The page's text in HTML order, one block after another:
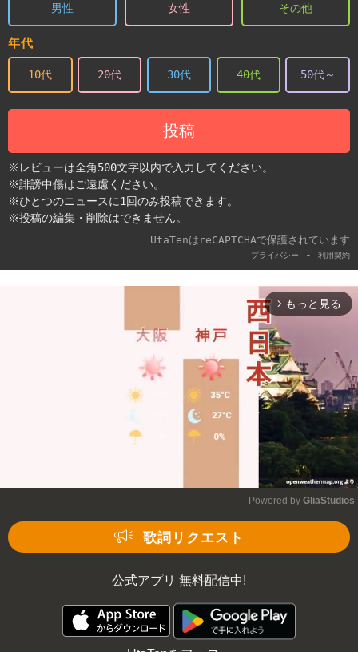
男性 女性 その他
年代
10代 20代 30代 40代 50代～
投稿
※レビューは全角500文字以内で入力してください。
※誹謗中傷はご遠慮ください。
※ひとつのニュースに1回のみ投稿できます。
※投稿の編集・削除はできません。
UtaTenはreCAPTCHAで保護されています
プライバシー - 利用契約
arrow_forward_ios もっと見る
Powered by GliaStudios
歌詞リクエスト
公式アプリ 無料配信中!